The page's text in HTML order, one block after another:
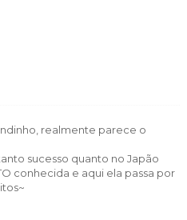
realmente parece o
sucesso quanto no Japão
conhecida e aqui ela passa por